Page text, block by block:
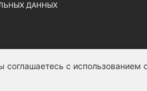
ДАННЫХ
с использованием